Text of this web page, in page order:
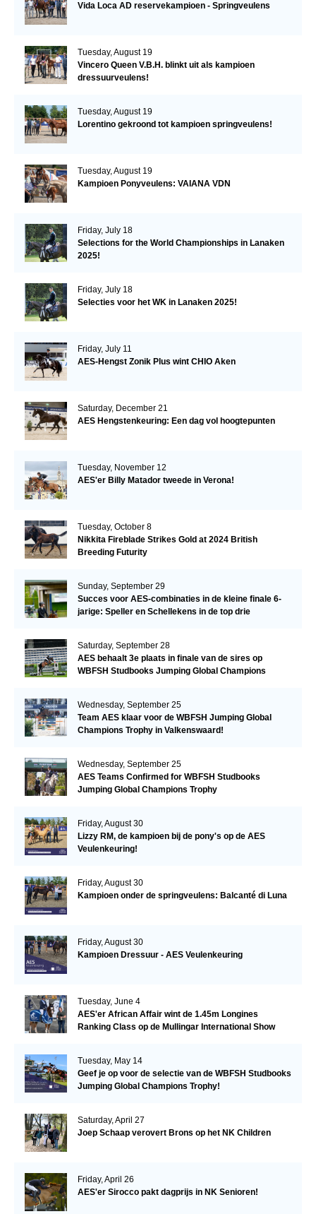
Vida Loca AD reservekampioen - Springveulens
Tuesday, August 19
Vincero Queen V.B.H. blinkt uit als kampioen
dressuurveulens!
Tuesday, August 19
Lorentino gekroond tot kampioen springveulens!
Tuesday, August 19
Kampioen Ponyveulens: VAIANA VDN
Friday, July 18
Selections for the World Championships in Lanaken
2025!
Friday, July 18
Selecties voor het WK in Lanaken 2025!
Friday, July 11
AES-Hengst Zonik Plus wint CHIO Aken
Saturday, December 21
AES Hengstenkeuring: Een dag vol hoogtepunten
Tuesday, November 12
AES'er Billy Matador tweede in Verona!
Tuesday, October 8
Nikkita Fireblade Strikes Gold at 2024 British
Breeding Futurity
Sunday, September 29
Succes voor AES-combinaties in de kleine finale 6-
jarige: Speller en Schellekens in de top drie
Saturday, September 28
AES behaalt 3e plaats in finale van de sires op
WBFSH Studbooks Jumping Global Champions
Wednesday, September 25
Team AES klaar voor de WBFSH Jumping Global
Champions Trophy in Valkenswaard!
Wednesday, September 25
AES Teams Confirmed for WBFSH Studbooks
Jumping Global Champions Trophy
Friday, August 30
Lizzy RM, de kampioen bij de pony's op de AES
Veulenkeuring!
Friday, August 30
Kampioen onder de springveulens: Balcanté di Luna
Friday, August 30
Kampioen Dressuur - AES Veulenkeuring
Tuesday, June 4
AES'er African Affair wint de 1.45m Longines
Ranking Class op de Mullingar International Show
Tuesday, May 14
Geef je op voor de selectie van de WBFSH Studbooks
Jumping Global Champions Trophy!
Saturday, April 27
Joep Schaap verovert Brons op het NK Children
Friday, April 26
AES'er Sirocco pakt dagprijs in NK Senioren!